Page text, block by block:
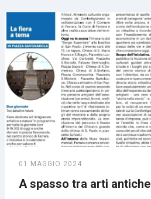
01 MAGGIO 2024
A spasso tra arti antiche